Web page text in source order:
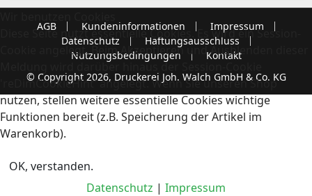
AGB Kundeninformationen
Impressum
Datenschutz
Haftungsausschluss
Nutzungsbedingungen
Kontakt
© Copyright 2026, Druckerei Joh. Walch GmbH & Co. KG
Diese Seite nutzt essentielle Cookies. Es wird ein Session-
Cookie angelegt. Beim Akzeptieren und Ausblenden dieser
Meldung wird darüber hinaus der Session-Cookie
'reDimCookieHint' angelegt. Wenn Sie unseren Shop
nutzen, stellen weitere essentielle Cookies wichtige
Funktionen bereit (z.B. Speicherung der Artikel im
Warenkorb).
OK, verstanden.
Datenschutz | Impressum